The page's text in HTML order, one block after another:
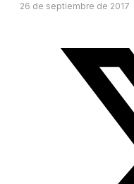
26 de septiembre de 2017